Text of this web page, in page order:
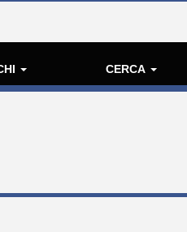
CERCA